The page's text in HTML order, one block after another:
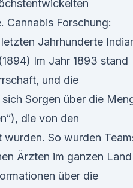
Cannabis Forschung:
Jahrhunderte
Im Jahr 1893 stand
und die
Sorgen über die
die von den
wurden. So wurden
Ärzten im ganzen Land
über die